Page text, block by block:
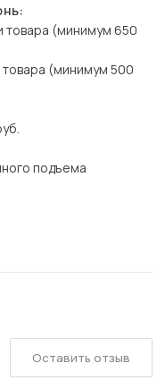
товара (минимум 650
(минимум 500
подъема
Оставить отзыв